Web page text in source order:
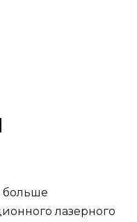
больше
лазерного